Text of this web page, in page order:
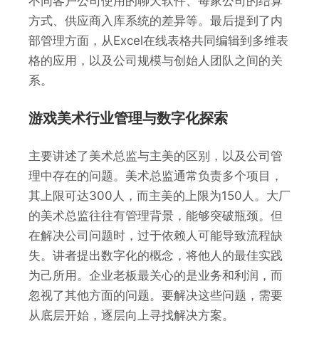
方式、供应商入库系统的差异等。最后提到了内
部管理方面，从Excel在线表格共同编辑到多维表
格的应用，以及公司规模与创始人团队之间的关
系。
游戏美术行业管理与数字化探索
主要讲述了美术总监与主美的区别，以及公司管
理中存在的问题。美术总监通常负责多个项目，
其上限可达300人，而主美的上限为150人。大厂
的美术总监往往有管理背景，能够突破瓶颈。但
在解决公司问题时，过于依赖人可能导致流程缺
失。讲者提出数字化的概念，将他人的最佳实践
为己所用。企业老板最关心的是业务和利润，而
忽视了其他方面的问题。要解决这些问题，需要
从底层开始，逐层向上寻找解决方案。